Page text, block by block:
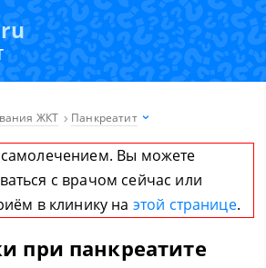
ЖКТ Панкреатит
Вы можете
с врачом сейчас или
в клинику на этой странице.
при панкреатите